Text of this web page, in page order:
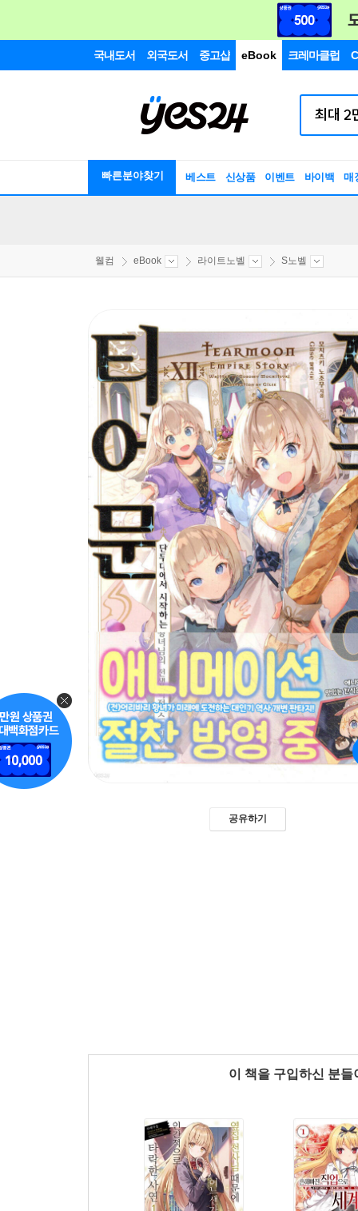
국내도서 외국도서 중고샵 eBook 크레마클럽
빠른분야찾기 베스트 신상품 이벤트 바이백 매
웰컴 eBook 라이트노벨 S노벨
공유하기
이 책을 구입하신 분